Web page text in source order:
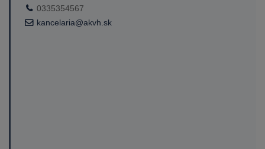
0335354567
kancelaria@akvh.sk